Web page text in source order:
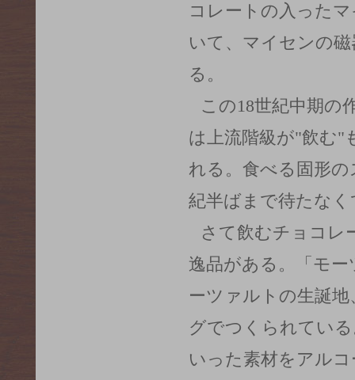
コレートの入った
いて、マイセンの
る。
この18世紀中期の
は上流階級が"飲む"
れる。食べる固形
紀半ばまで待たな
さて飲むチョコレ
逸品がある。「モ
ーツァルトの生誕
グでつくられてい
いった素材をアル